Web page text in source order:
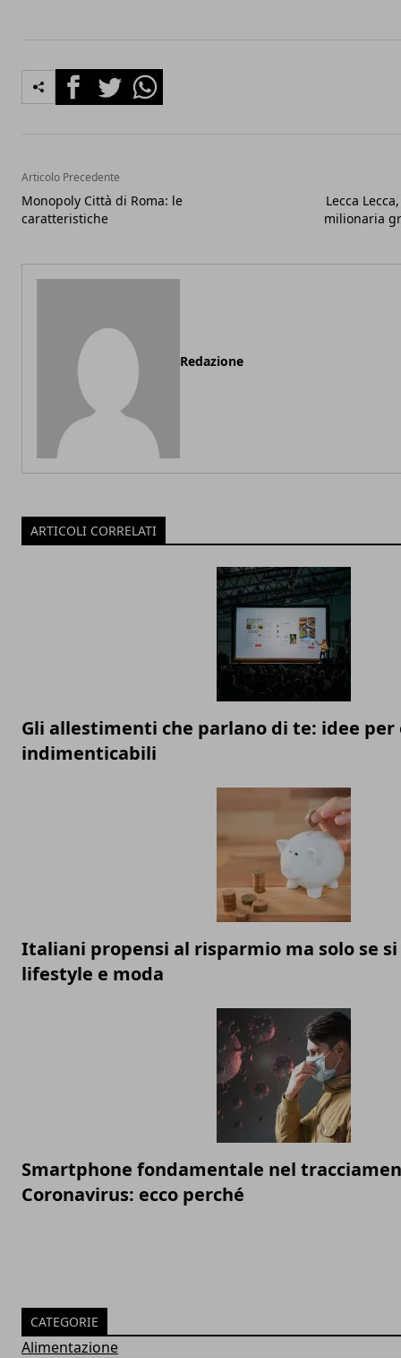
FacebookTwitterWhatsapp
Articolo Precedente
Monopoly Città di Roma: le
caratteristiche
Lecca
milionaria
Redazione
ARTICOLI CORRELATI
Gli allestimenti che parlano di te: idee
indimenticabili
Italiani propensi al risparmio ma solo se
lifestyle e moda
Smartphone fondamentale nel
Coronavirus: ecco perché
CATEGORIE
Alimentazione